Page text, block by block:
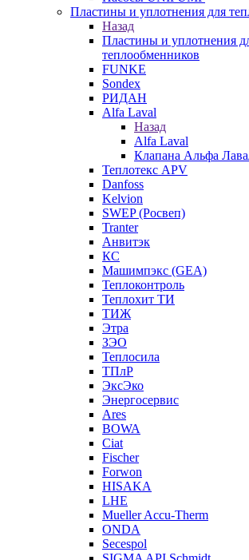
Пластины и уплотнения для
Назад
Пластины и уплотнения
теплообменников
FUNKE
Sondex
РИДАН
Alfa Laval
Назад
Alfa Laval
Клапана Альфа
Теплотекс APV
Danfoss
Kelvion
SWEP (Росвеп)
Tranter
Анвитэк
КС
Машимпэкс (GEA)
Теплоконтроль
Теплохит ТИ
ТИЖ
Этра
ЗЭО
Теплосила
ТПлР
ЭксЭко
Энергосервис
Ares
BOWA
Ciat
Fischer
Forwon
HISAKA
LHE
Mueller Accu-Therm
ONDA
Secespol